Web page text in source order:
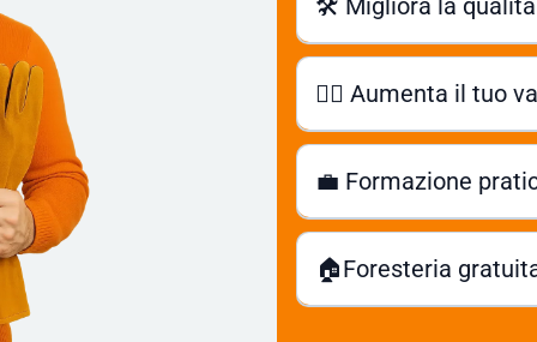
🛠️ Migliora la
👷‍♂️ Aumenta il tuo
Con competenze avanzate
💼 Formazione
per farti
🏠Foresteria